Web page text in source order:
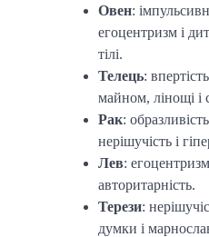
Овен:
егоцентризм і
тілі.
Телець:
майном, лінощі і
Рак:
нерішучість і
Лев:
авторитарність.
Терези:
думки і